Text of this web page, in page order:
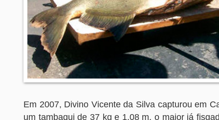
Em 2007, Divino Vicente da Silva capturou em
um tambaqui de 37 kg e 1,08 m, o maior já